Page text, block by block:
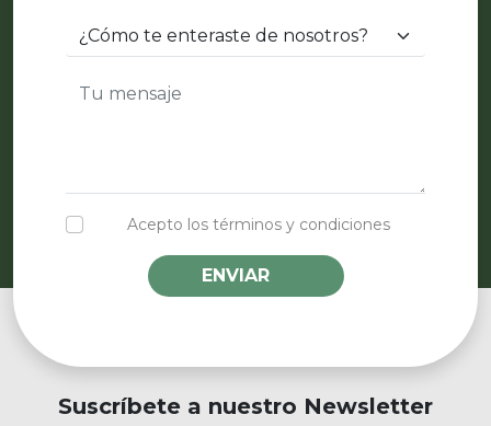
Acepto los términos y condiciones
ENVIAR
Suscríbete a nuestro Newsletter